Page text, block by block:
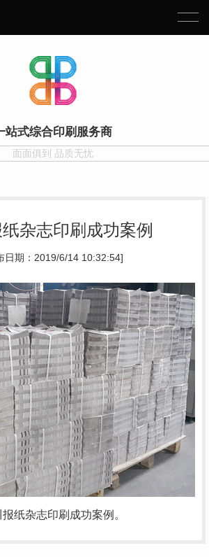
站式综合印刷服务商
面面俱到 品质无忧
杂志印刷成功案例
日期：2019/6/14 10:32:54]
报纸杂志印刷成功案例。